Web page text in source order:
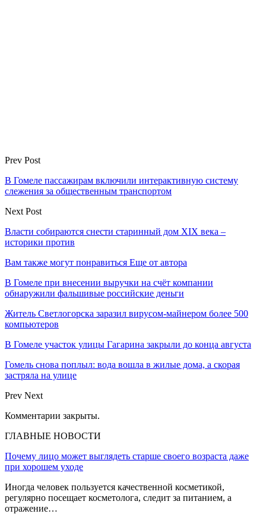
Prev Post
В Гомеле пассажирам включили интерактивную систему
слежения за общественным транспортом
Next Post
Власти собираются снести старинный дом XIX века –
историки против
Вам также могут понравиться Еще от автора
В Гомеле при внесении выручки на счёт компании
обнаружили фальшивые российские деньги
Житель Светлогорска заразил вирусом-майнером более 500
компьютеров
В Гомеле участок улицы Гагарина закрыли до конца августа
Гомель снова поплыл: вода вошла в жилые дома, а скорая
застряла на улице
Prev Next
Комментарии закрыты.
ГЛАВНЫЕ НОВОСТИ
Почему лицо может выглядеть старше своего возраста даже
при хорошем уходе
Иногда человек пользуется качественной косметикой,
регулярно посещает косметолога, следит за питанием, а
отражение…